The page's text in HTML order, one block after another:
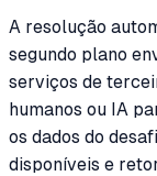
A resolução
segundo plano
serviços de
humanos ou IA
os dados do
disponíveis e